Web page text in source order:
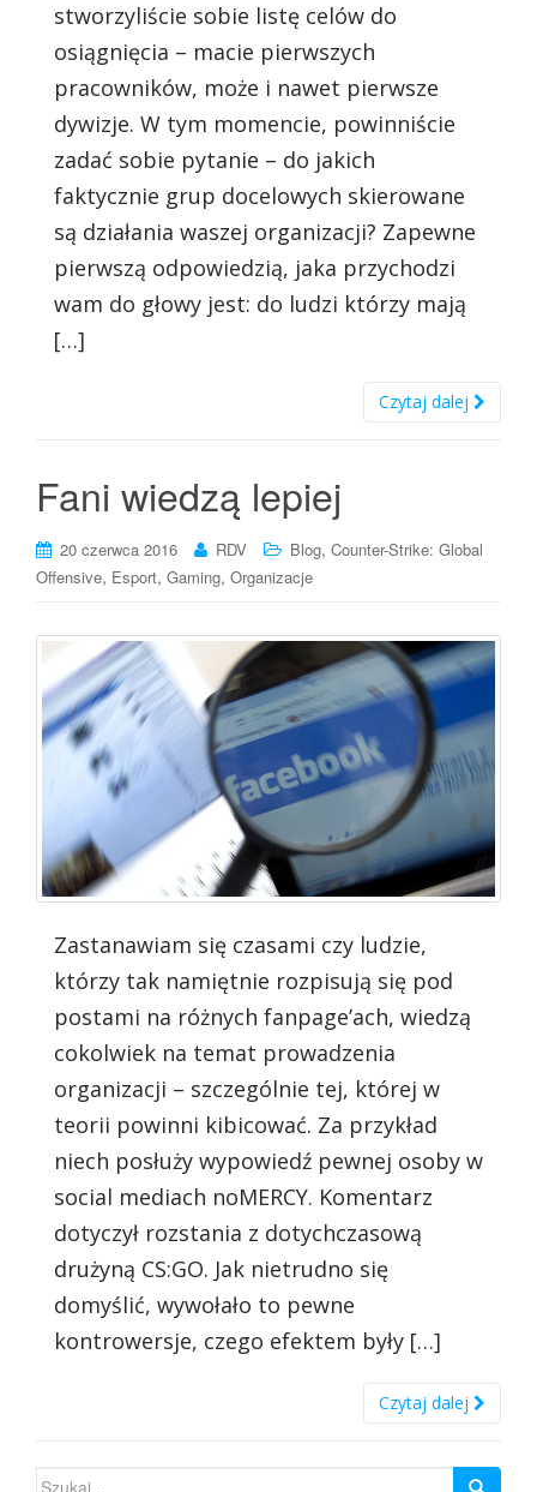
stworzyliście sobie listę celów do
osiągnięcia – macie pierwszych
pracowników, może i nawet pierwsze
dywizje. W tym momencie, powinniście
zadać sobie pytanie – do jakich
faktycznie grup docelowych skierowane
są działania waszej organizacji? Zapewne
pierwszą odpowiedzią, jaka przychodzi
wam do głowy jest: do ludzi którzy mają
[…]
Czytaj dalej
Fani wiedzą lepiej
20 czerwca 2016 RDV Blog, Counter-Strike: Global
Offensive, Esport, Gaming, Organizacje
Zastanawiam się czasami czy ludzie,
którzy tak namiętnie rozpisują się pod
postami na różnych fanpage’ach, wiedzą
cokolwiek na temat prowadzenia
organizacji – szczególnie tej, której w
teorii powinni kibicować. Za przykład
niech posłuży wypowiedź pewnej osoby w
social mediach noMERCY. Komentarz
dotyczył rozstania z dotychczasową
drużyną CS:GO. Jak nietrudno się
domyślić, wywołało to pewne
kontrowersje, czego efektem były […]
Czytaj dalej
Szukaj: